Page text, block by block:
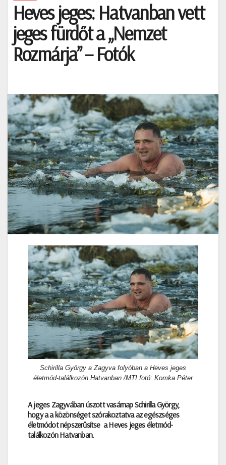
Heves jeges: Hatvanban vett
jeges fürdőt a „Nemzet
Rozmárja” – Fotók
Schirilla György a Zagyva folyóban a Heves jeges
életmód-találkozón Hatvanban /MTI fotó: Komka Péter
A jeges Zagyvában úszott vasárnap Schirilla György,
hogy a a közönséget szórakoztatva az egészséges
életmódot népszerűsítse a Heves jeges életmód-
találkozón Hatvanban.